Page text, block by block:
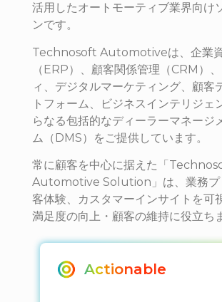
活用したオートモーティブ業界向け
ンです。
Technosoft Automotiveは、企業
（ERP）、顧客関係管理（CRM）
ィ、デジタルマーケティング、顧客
トフォーム、ビジネスインテリジェ
らなる包括的なディーラーマネージ
ム（DMS）をご提供しています。
常に顧客を中心に据えた「
Automotive Solution」は、業務プ
客体験、カスタマーインサイトを可
満足度の向上・顧客の維持に役立ち
Actionable